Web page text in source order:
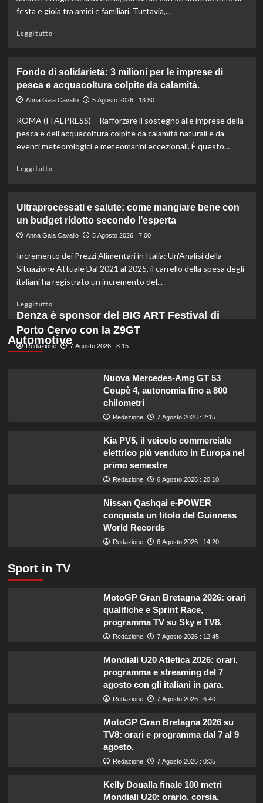
di
primario.
festa e gioia tra amici e familiari. Tuttavia,...
Leggi tuttoLeggi
Rinfresca
la
tua
il
menù
ideale
esperti.
Fondo di solidarietà: 3 milioni per le imprese di
pesca e acquacoltura colpite da calamità.
Anna Gaia Cavallo 5 Agosto 2026 : 13:50
ROMA (ITALPRESS) – Rafforzare il sostegno alle imprese della
pesca e dell’acquacoltura colpite da calamità naturali e da
eventi meteorologici e meteomarini eccezionali. È questo...
Leggi tuttoLeggi
Fondo
di
solidarietà:
milioni
per
le
pesca
acquacoltura
colpite
Ultraprocessati e salute: come mangiare bene con
un budget ridotto secondo l’esperta
Anna Gaia Cavallo 5 Agosto 2026 : 7:00
Incremento dei Prezzi Alimentari in Italia: Un'Analisi della
Situazione Attuale Dal 2021 al 2025, il carrello della spesa degli
italiani ha registrato un incremento del...
Leggi tuttoLeggi
di
più
su
Ultraprocessati
Automotive
Denza è sponsor del BIG ART Festival di
Porto Cervo con la Z9GT
Redazione 7 Agosto 2026 : 8:15
Nuova Mercedes-Amg GT 53
Coupè 4, autonomia fino a 800
chilometri
Redazione 7 Agosto 2026 : 2:15
Kia PV5, il veicolo commerciale
elettrico più venduto in Europa nel
primo semestre
Redazione 6 Agosto 2026 : 20:10
Nissan Qashqai e-POWER
conquista un titolo del Guinness
World Records
Redazione 6 Agosto 2026 : 14:20
Sport in TV
MotoGP Gran Bretagna 2026: orari
qualifiche e Sprint Race,
programma TV su Sky e TV8.
Redazione 7 Agosto 2026 : 12:45
Mondiali U20 Atletica 2026: orari,
programma e streaming del 7
agosto con gli italiani in gara.
Redazione 7 Agosto 2026 : 6:40
MotoGP Gran Bretagna 2026 su
TV8: orari e programma dal 7 al 9
agosto.
Redazione 7 Agosto 2026 : 0:35
Kelly Doualla finale 100 metri
Mondiali U20: orario, corsia,